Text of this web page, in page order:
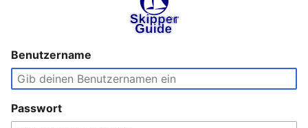
Benutzername
Passwort